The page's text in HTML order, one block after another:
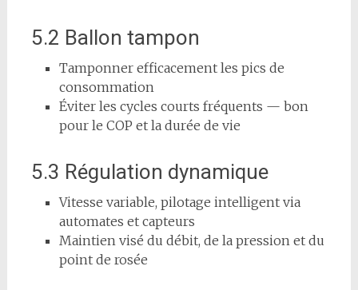
5.2 Ballon tampon
Tamponner efficacement les pics de
consommation
Éviter les cycles courts fréquents — bon
pour le COP et la durée de vie
5.3 Régulation dynamique
Vitesse variable, pilotage intelligent via
automates et capteurs
Maintien visé du débit, de la pression et du
point de rosée